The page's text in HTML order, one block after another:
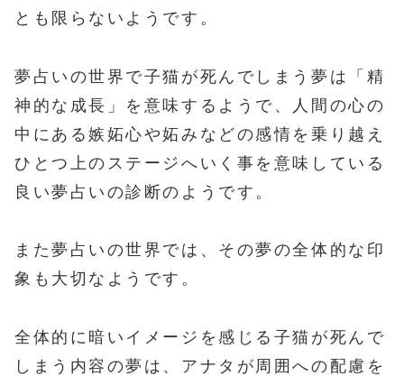
とも限らないようです。
夢占いの世界で子猫が死んでしまう夢は「精
神的な成長」を意味するようで、人間の心の
中にある嫉妬心や妬みなどの感情を乗り越え
ひとつ上のステージへいく事を意味している
良い夢占いの診断のようです。
また夢占いの世界では、その夢の全体的な印
象も大切なようです。
全体的に暗いイメージを感じる子猫が死んで
しまう内容の夢は、アナタが周囲への配慮を